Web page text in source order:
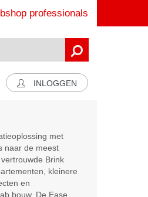
professionals
INLOGGEN
met
naar de meest
Brink
kleinere
en
bouw. De Ease